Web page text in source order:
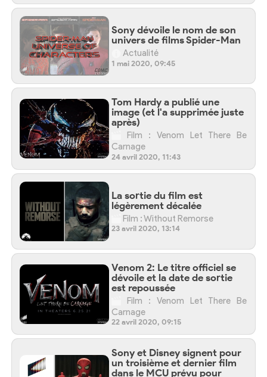
Sony dévoile le nom de son
univers de films Spider-Man
Actualité
1 mai 2020, 09:45
Tom Hardy a publié une
image (et l'a supprimée juste
après)
Film : Venom Let There Be
Carnage
24 avril 2020, 11:43
La sortie du film est
légèrement décalée
Film : Without Remorse
23 avril 2020, 13:14
Venom 2: Le titre officiel se
dévoile et la date de sortie
est repoussée
Film : Venom Let There Be
Carnage
22 avril 2020, 09:15
Sony et Disney signent pour
un troisième et dernier film
dans le MCU prévu pour